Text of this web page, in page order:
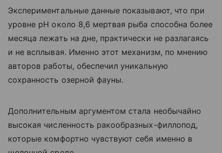
Экспериментальные данные показывают, что при
уровне pH около 8,6 мертвая рыба способна более
месяца лежать на дне, практически не разлагаясь
и не всплывая. Именно этот механизм, по мнению
авторов работы, обеспечил уникальную
сохранность озерной фауны.
Дополнительным аргументом стала необычайно
высокая численность ракообразных-филлопод,
которые комфортно чувствуют себя именно в